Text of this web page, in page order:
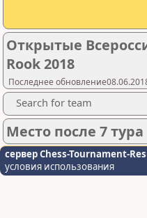
Открытые
Rook 2018
Последнее
Search for team
Место после 7 тура
сервер Chess-Tournament-
условия использования